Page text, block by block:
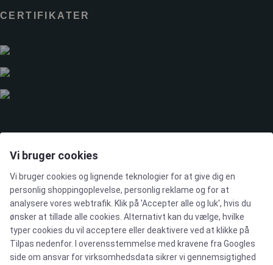
CERTIFIKATER
Brands
Cases
Produkter
Vi bruger cookies
Vi bruger cookies og lignende teknologier for at give dig en
personlig shoppingoplevelse, personlig reklame og for at
analysere vores webtrafik. Klik på 'Accepter alle og luk', hvis du
ønsker at tillade alle cookies. Alternativt kan du vælge, hvilke
typer cookies du vil acceptere eller deaktivere ved at klikke på
Tilpas nedenfor. I overensstemmelse med kravene fraGoogles
side om ansvar for virksomhedsdatasikrer vi gennemsigtighed